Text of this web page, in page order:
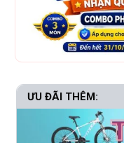
ƯU ĐÃI THÊM: